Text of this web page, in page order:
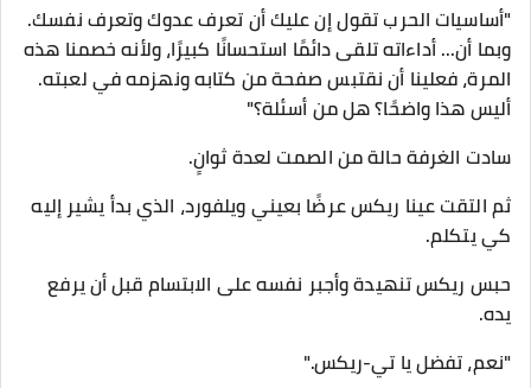
"أساسيات الحرب تقول إن عليك أن تعرف عدوك وتعرف نفسك.
وبما أن... أداءاته تلقى دائمًا استحسانًا كبيرًا، ولأنه خصمنا هذه
المرة، فعلينا أن نقتبس صفحة من كتابه ونهزمه في لعبته.
أليس هذا واضحًا؟ هل من أسئلة؟"
سادت الغرفة حالة من الصمت لعدة ثوانٍ.
ثم التقت عينا ريكس عرضًا بعيني ويلفورد، الذي بدأ يشير إليه
كي يتكلم.
حبس ريكس تنهيدة وأجبر نفسه على الابتسام قبل أن يرفع
يده.
"نعم، تفضل يا تي-ريكس."